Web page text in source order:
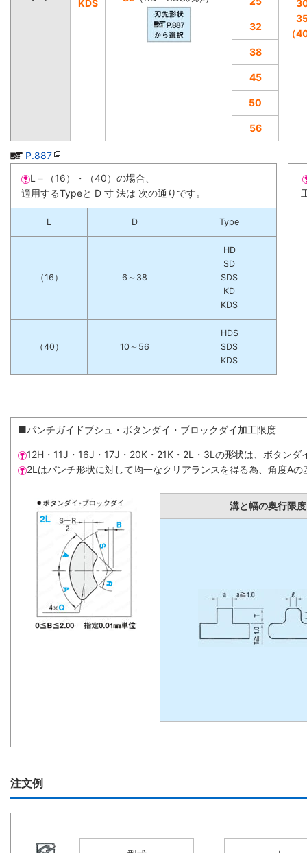
KDS
（
32
38
45
50
56
P.887
L＝（16）・（40）の場合、
適用するTypeと D 寸 法は 次の通りです。
L D Type
（16） 6～38
HD
SD
SDS
KD
KDS
（40） 10～56
HDS
SDS
KDS
■パンチガイドブシュ・ボタンダイ・ブロックダイ加工限度
12H・11J・16J・17J・20K・21K・2L・3Lの形状は、ボタン
2Lはパンチ形状に対して均一なクリアランスを得る為、角度A
溝と幅の奥行限度
注文例